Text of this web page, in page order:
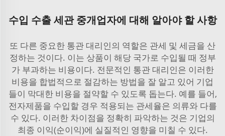
수입 수출 세관 중개업자에 대해 알아야 할 사항
또 다른 중요한 통관 대리인의 역할은 관세 및 세금을 산
정하는 것이다. 이는 상품이 해당 국가로 수입될 때 정부
가 부과하는 비용이다. 전문적인 통관 대리인은 이러한
비용을 합법적으로 절감하는 방법을 잘 알고 있어 기업
들이 막대한 비용을 절약할 수 있도록 돕는다. 예를 들어,
전자제품을 수입할 경우 적용되는 관세율은 의류와 다를
수 있다. 이러한 차이점을 정확히 파악하는 것은 기업의
최종 이익(순이익)에 실질적인 영향을 미칠 수 있다.